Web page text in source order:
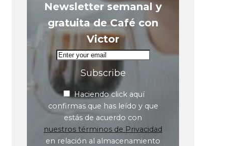
Newsletter semanal y
gratuita de Café con
Victor
Subscribe
Haciendo click aquí
confirmas que has leído y que
estás de acuerdo con
nuestros términos de Privacidad
en relación al almacenamiento